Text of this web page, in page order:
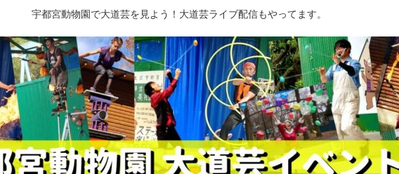
宇都宮動物園で大道芸を見よう！大道芸ライブ配信もやってます。